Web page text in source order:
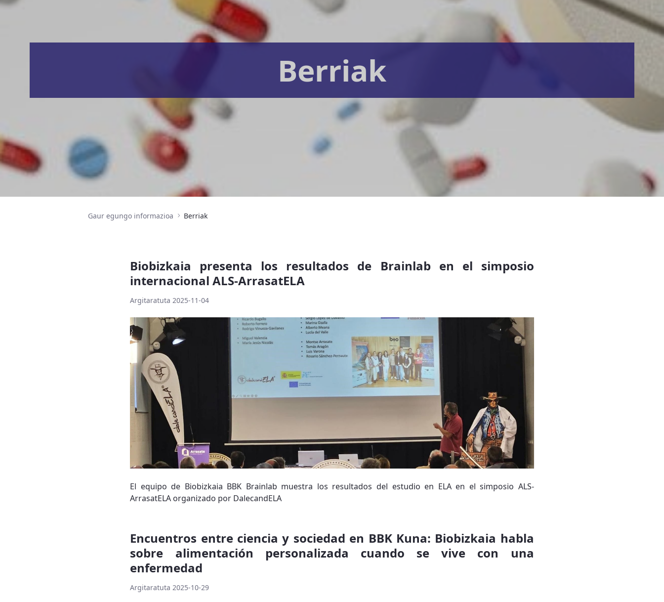
Berriak
Gaur egungo informazioa Berriak
Biobizkaia presenta los resultados de Brainlab en el simposio
internacional ALS-ArrasatELA
Argitaratuta 2025-11-04
El equipo de Biobizkaia BBK Brainlab muestra los resultados del estudio en ELA en el simposio ALS-
ArrasatELA organizado por DalecandELA
Encuentros entre ciencia y sociedad en BBK Kuna: Biobizkaia habla
sobre alimentación personalizada cuando se vive con una
enfermedad
Argitaratuta 2025-10-29